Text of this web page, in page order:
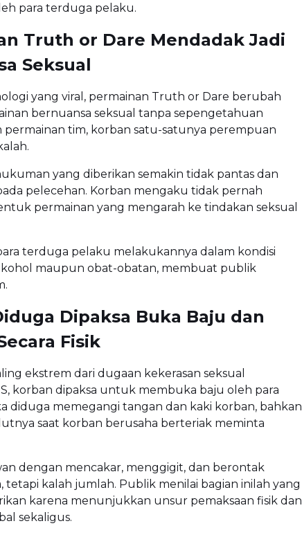
para terduga pelaku.
Truth or Dare Mendadak Jadi
Seksual
yang viral, permainan Truth or Dare berubah
bernuansa seksual tanpa sepengetahuan
permainan tim, korban satu-satunya perempuan
yang diberikan semakin tidak pantas dan
pelecehan. Korban mengaku tidak pernah
permainan yang mengarah ke tindakan seksual
terduga pelaku melakukannya dalam kondisi
maupun obat-obatan, membuat publik
Dipaksa Buka Baju dan
Fisik
ekstrem dari dugaan kekerasan seksual
korban dipaksa untuk membuka baju oleh para
diduga memegangi tangan dan kaki korban, bahkan
saat korban berusaha berteriak meminta
dengan mencakar, menggigit, dan berontak
tetapi kalah jumlah. Publik menilai bagian inilah yang
karena menunjukkan unsur pemaksaan fisik dan
sekaligus.